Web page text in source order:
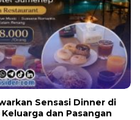
Sensasi Dinner di
dan Pasangan